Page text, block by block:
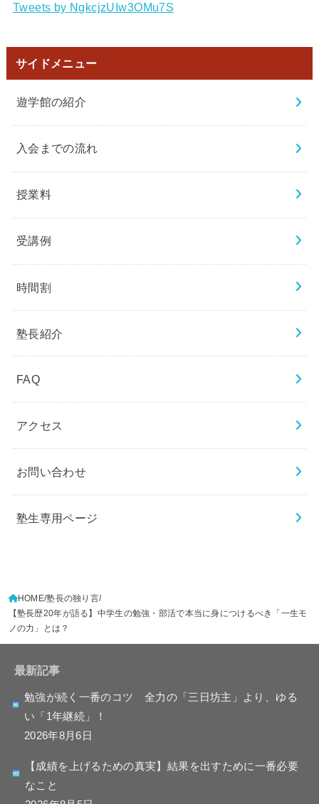
Tweets by NgkcjzUIw3OMu7S
サイドメニュー
遊学館の紹介
入会までの流れ
授業料
受講例
時間割
塾長紹介
FAQ
アクセス
お問い合わせ
塾生専用ページ
HOME 塾長の独り言
【塾長歴20年が語る】中学生の勉強・部活で本当に身につけるべき「一生モ
ノの力」とは？
最新記事
勉強が続く一番のコツ 全力の「三日坊主」より、ゆる
い「1年継続」！
2026年8月6日
【成績を上げるための真実】結果を出すために一番必要
なこと